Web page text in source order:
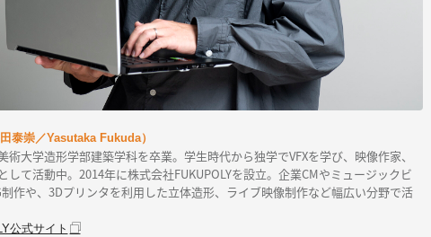
泰崇／Yasutaka Fukuda）
術大学造形学部建築学科を卒業。学生時代から独学でVFXを学び、映像作家、
して活動中。2014年に株式会社FUKUPOLYを設立。企業CMやミュージックビ
作や、3Dプリンタを利用した立体造形、ライブ映像制作など幅広い分野で活
公式サイト